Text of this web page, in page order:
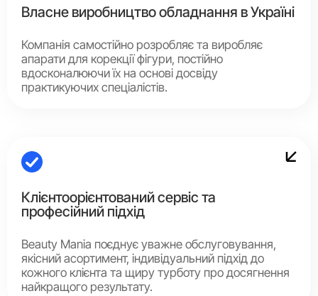
Власне виробництво обладнання в Україні
Компанія самостійно розробляє та виробляє
апарати для корекції фігури, постійно
вдосконалюючи їх на основі досвіду
практикуючих спеціалістів.
Клієнтоорієнтований сервіс та
професійний підхід
Beauty Mania поєднує уважне обслуговування,
якісний асортимент, індивідуальний підхід до
кожного клієнта та щиру турботу про досягнення
найкращого результату.